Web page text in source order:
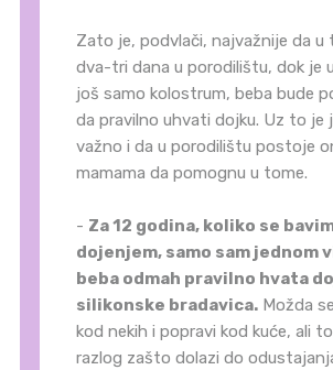
Zato je, podvlači, najvažnije da u
dva-tri dana u porodilištu, dok je
još samo kolostrum, beba bude
da pravilno uhvati dojku. Uz to je
važno i da u porodilištu postoje
mamama da pomognu u tome.
- Za 12 godina, koliko se
dojenjem, samo sam jednom
beba odmah pravilno hvata
silikonske bradavica. Možda
kod nekih i popravi kod kuće, ali
razlog zašto dolazi do